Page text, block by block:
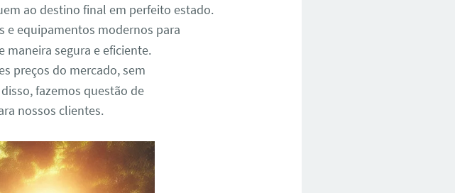
ao destino final em perfeito estado.
e equipamentos modernos para
maneira segura e eficiente.
preços do mercado, sem
fazemos questão de
nossos clientes.